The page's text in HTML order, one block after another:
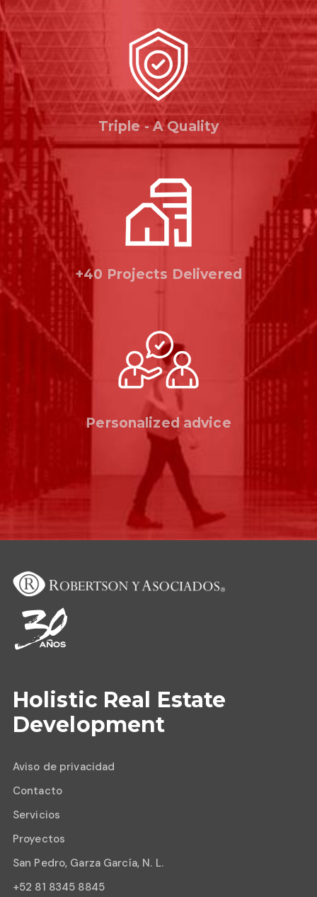
Triple - A Quality
+40 Projects Delivered
Personalized advice
Holistic Real Estate
Development
Aviso de privacidad
Contacto
Servicios
Proyectos
San Pedro, Garza García, N. L.
+52 81 8345 8845